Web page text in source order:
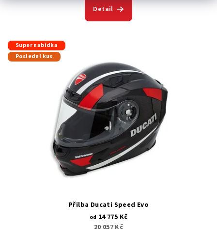
Detail
Super nabídka
Poslední kus
Přilba Ducati Speed Evo
od 14 775 Kč
20 057 Kč